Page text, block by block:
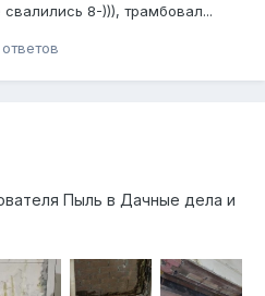
8-))), трамбовал...
Пыль в Дачные дела и